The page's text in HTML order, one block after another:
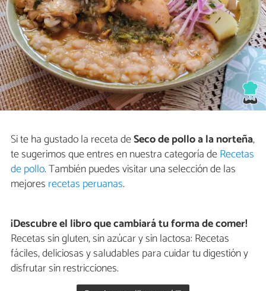
Si te ha gustado la receta deSeco de pollo a la norteña,
te sugerimos que entres en nuestra categoría deRecetas
de pollo. También puedes visitar una selección de las
mejores recetas peruanas.
¡Descubre el libro que cambiará tu forma de comer!
Recetas sin gluten, sin azúcar y sin lactosa: Recetas
fáciles, deliciosas y saludables para cuidar tu digestión y
disfrutar sin restricciones.